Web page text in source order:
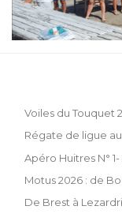
Voiles du Touquet
Régate de ligue
Apéro Huitres N° 1-
Motus 2026 : de
De Brest à